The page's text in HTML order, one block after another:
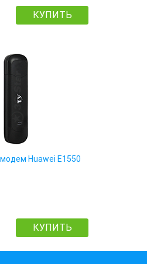
КУПИТЬ
модем Huawei E1550
КУПИТЬ